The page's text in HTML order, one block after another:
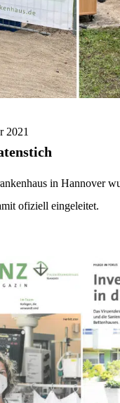
2021
in Hannover
ofiziell eingeleitet.